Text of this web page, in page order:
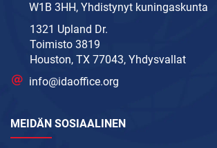
W1B 3HH, Yhdistynyt kuningaskunta
1321 Upland Dr.
Toimisto 3819
Houston, TX 77043, Yhdysvallat
info@idaoffice.org
MEIDÄN SOSIAALINEN